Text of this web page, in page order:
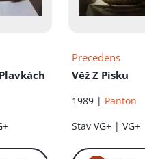
Precedens
Věž Z Písku
1989 | Panton
Stav VG+ | VG+